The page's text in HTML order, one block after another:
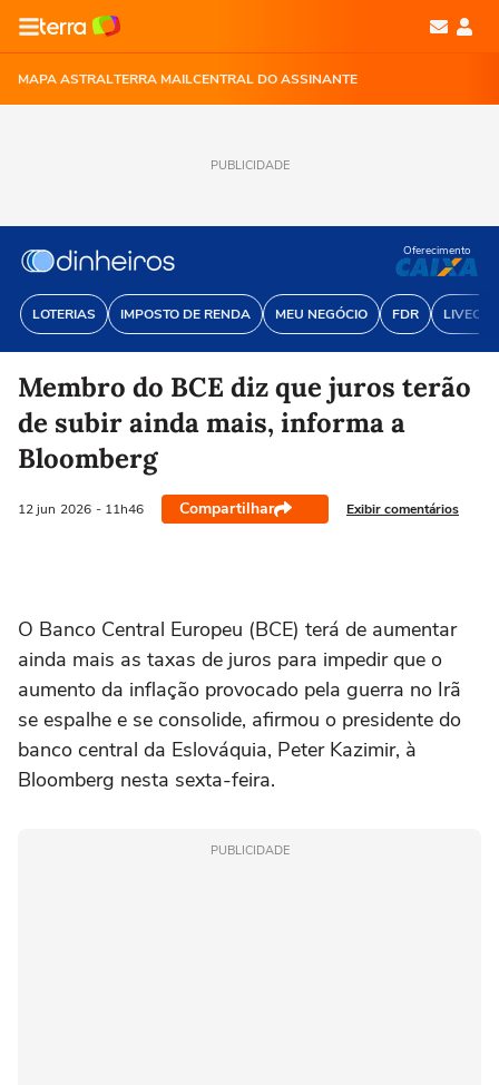
MAPA ASTRALTERRA MAILCENTRAL DO ASSINANTE
PUBLICIDADE
LOTERIAS IMPOSTO DE RENDA MEU NEGÓCIO FDR
Oferecimento
Membro do BCE diz que juros terão
de subir ainda mais, informa a
Bloomberg
12 jun 2026 - 11h46 Compartilhar Exibir comentários
‌O Banco Central Europeu (BCE) terá de aumentar
ainda mais as taxas de juros ⁠para impedir que ‌o
aumento da inflação provocado ‌pela guerra ‌no Irã
se ⁠espalhe e se consolide, afirmou o presidente do
banco central da Eslováquia, Peter ‌Kazimir, à
Bloomberg ‌nesta ⁠sexta-feira.
PUBLICIDADE